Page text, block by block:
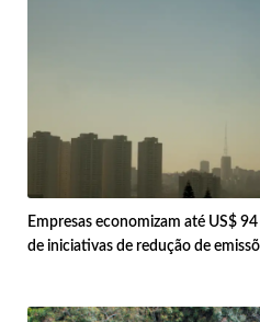
Empresas economizam até US$
de iniciativas de redução de